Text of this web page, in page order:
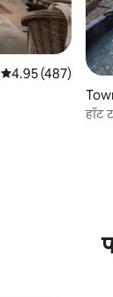
औसत रेटिंग 5 में से
4.95 (487)
हॉट